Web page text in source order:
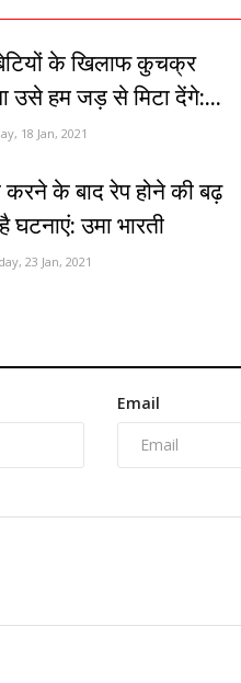
के खिलाफ कुचक्र
उसे हम जड़ से मिटा देंगे:...
18 Jan, 2021
करने के बाद रेप होने की बढ़
घटनाएं: उमा भारती
23 Jan, 2021
Email